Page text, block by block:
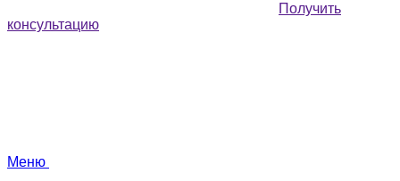
Получить
консультацию
Меню